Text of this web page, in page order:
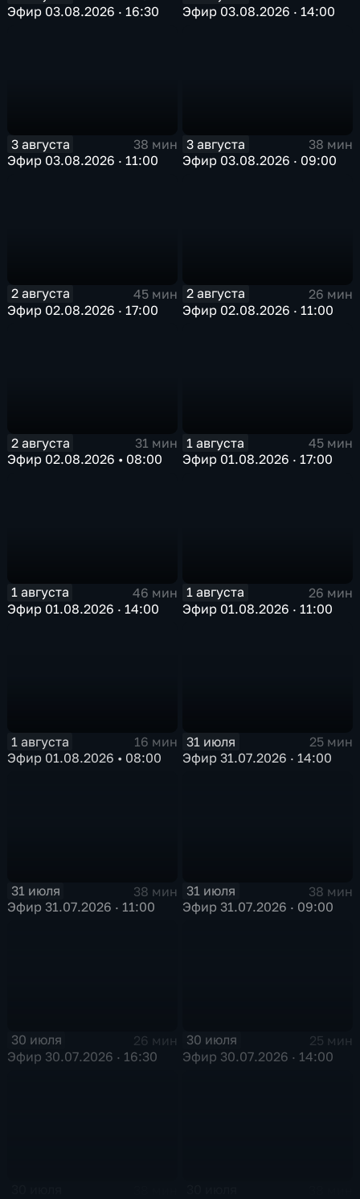
Эфир 03.08.2026 · 16:30
Эфир 03.08.2026 · 14:00
3 августа
38 мин
Эфир 03.08.2026 · 11:00
3 августа
38 мин
Эфир 03.08.2026 · 09:00
2 августа
45 мин
Эфир 02.08.2026 · 17:00
2 августа
26 мин
Эфир 02.08.2026 · 11:00
2 августа
31 мин
Эфир 02.08.2026 • 08:00
1 августа
45 мин
Эфир 01.08.2026 · 17:00
1 августа
46 мин
Эфир 01.08.2026 · 14:00
1 августа
26 мин
Эфир 01.08.2026 · 11:00
1 августа
16 мин
Эфир 01.08.2026 • 08:00
31 июля
25 мин
Эфир 31.07.2026 · 14:00
31 июля
38 мин
Эфир 31.07.2026 · 11:00
31 июля
38 мин
Эфир 31.07.2026 · 09:00
30 июля
26 мин
Эфир 30.07.2026 · 16:30
30 июля
25 мин
Эфир 30.07.2026 · 14:00